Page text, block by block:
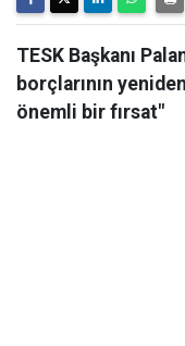
TESK Başkanı
borçlarının
önemli bir fırsat"